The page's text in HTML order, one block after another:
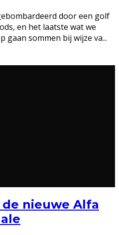
door een golf
en het laatste wat we
gaan sommen bij wijze va...
nieuwe Alfa